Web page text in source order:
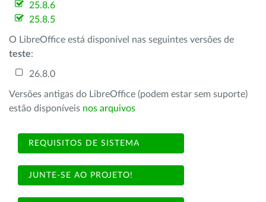
25.8.6
25.8.5
O LibreOffice está disponível nas seguintes versões de
teste:
26.8.0
Versões antigas do LibreOffice (podem estar sem suporte)
estão disponíveis nos arquivos
REQUISITOS DE SISTEMA
JUNTE-SE AO PROJETO!